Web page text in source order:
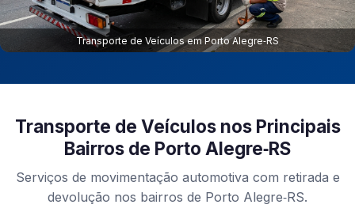
Transporte de Veículos em Porto Alegre‑RS
Transporte de Veículos nos Principais
Bairros de Porto Alegre‑RS
Serviços de movimentação automotiva com retirada e
devolução nos bairros de Porto Alegre‑RS.